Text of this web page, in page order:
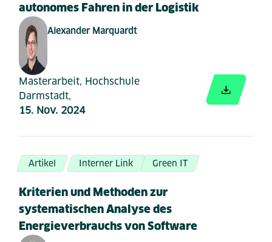
autonomes Fahren in der Logistik
Alexander Marquardt
Masterarbeit, Hochschule
Darmstadt,
15. Nov. 2024
Artikel Interner Link Green IT
Kriterien und Methoden zur
systematischen Analyse des
Energieverbrauchs von Software